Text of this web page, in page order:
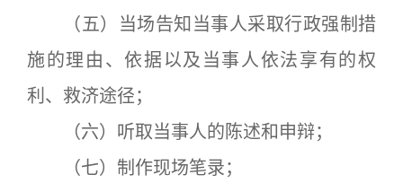
（五）当场告知当事人采取行政强制措
施的理由、依据以及当事人依法享有的权
利、救济途径；
（六）听取当事人的陈述和申辩；
（七）制作现场笔录；